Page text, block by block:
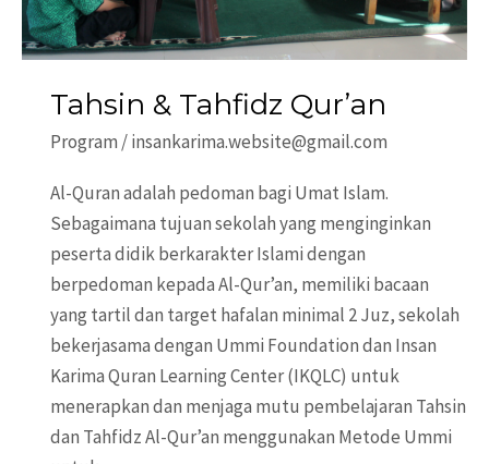
Tahsin & Tahfidz Qur’an
Program/insankarima.website@gmail.com
Al-Quran adalah pedoman bagi Umat Islam.
Sebagaimana tujuan sekolah yang menginginkan
peserta didik berkarakter Islami dengan
berpedoman kepada Al-Qur’an, memiliki bacaan
yang tartil dan target hafalan minimal 2 Juz, sekolah
bekerjasama dengan Ummi Foundation dan Insan
Karima Quran Learning Center (IKQLC) untuk
menerapkan dan menjaga mutu pembelajaran Tahsin
dan Tahfidz Al-Qur’an menggunakan Metode Ummi